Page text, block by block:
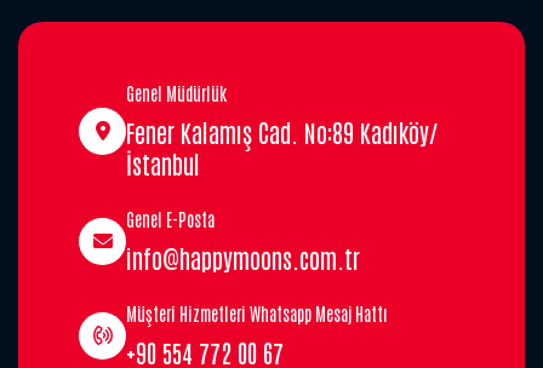
Genel Müdürlük
Fener Kalamış Cad. No:89 Kadıköy/
İstanbul
Genel E-Posta
info@happymoons.com.tr
Müşteri Hizmetleri Whatsapp Mesaj Hattı
+90 554 772 00 67